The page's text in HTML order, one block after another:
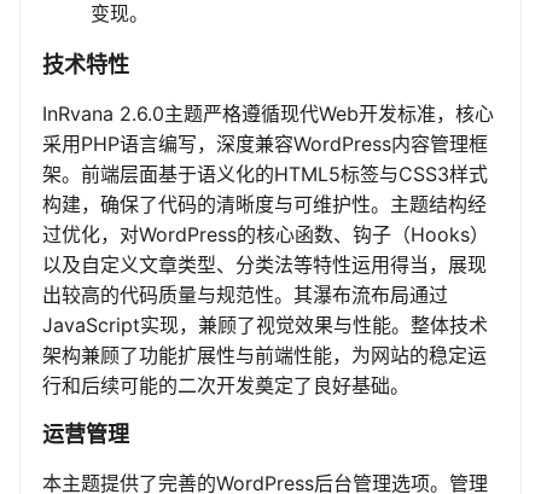
变现。
技术特性
InRvana 2.6.0主题严格遵循现代Web开发标准，核心
采用PHP语言编写，深度兼容WordPress内容管理框
架。前端层面基于语义化的HTML5标签与CSS3样式
构建，确保了代码的清晰度与可维护性。主题结构经
过优化，对WordPress的核心函数、钩子（Hooks）
以及自定义文章类型、分类法等特性运用得当，展现
出较高的代码质量与规范性。其瀑布流布局通过
JavaScript实现，兼顾了视觉效果与性能。整体技术
架构兼顾了功能扩展性与前端性能，为网站的稳定运
行和后续可能的二次开发奠定了良好基础。
运营管理
本主题提供了完善的WordPress后台管理选项。管理